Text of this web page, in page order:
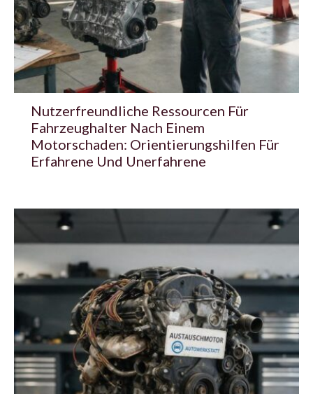
Nutzerfreundliche Ressourcen Für
Fahrzeughalter Nach Einem
Motorschaden: Orientierungshilfen Für
Erfahrene Und Unerfahrene